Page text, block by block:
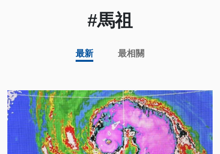
#馬祖
最新 最相關